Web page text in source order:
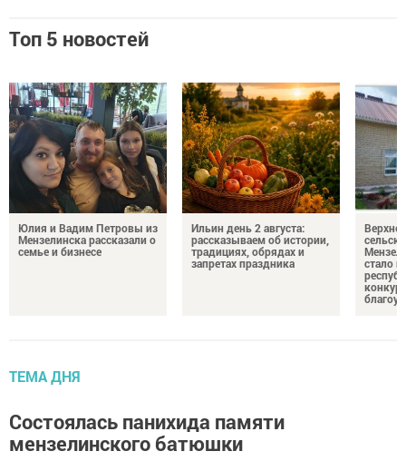
Топ 5 новостей
Юлия и Вадим Петровы из
Мензелинска рассказали о
семье и бизнесе
Ильин день 2 августа:
рассказываем об истории,
традициях, обрядах и
запретах праздника
стало
ТЕМА ДНЯ
Состоялась панихида памяти
мензелинского батюшки